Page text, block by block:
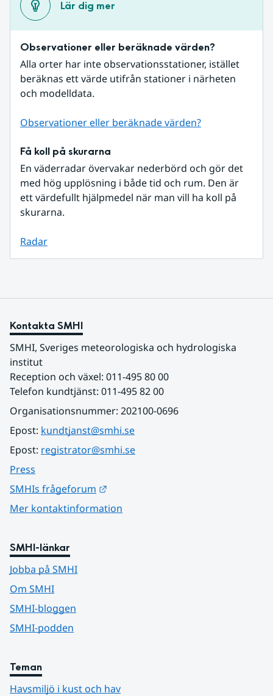
Lär dig mer
Observationer eller beräknade värden?
Alla orter har inte observationsstationer, istället
beräknas ett värde utifrån stationer i närheten
och modelldata.
Observationer eller beräknade värden?
Få koll på skurarna
En väderradar övervakar nederbörd och gör det
med hög upplösning i både tid och rum. Den är
ett värdefullt hjälpmedel när man vill ha koll på
skurarna.
Radar
Kontakta SMHI
SMHI, Sveriges meteorologiska och hydrologiska
institut
Reception och växel: 011-495 80 00
Telefon kundtjänst: 011-495 82 00
Organisationsnummer: 202100-0696
Epost: kundtjanst@smhi.se
Epost: registrator@smhi.se
Press
SMHIs frågeforum
Mer kontaktinformation
SMHI-länkar
Jobba på SMHI
Om SMHI
SMHI-bloggen
SMHI-podden
Teman
Havsmiljö i kust och hav